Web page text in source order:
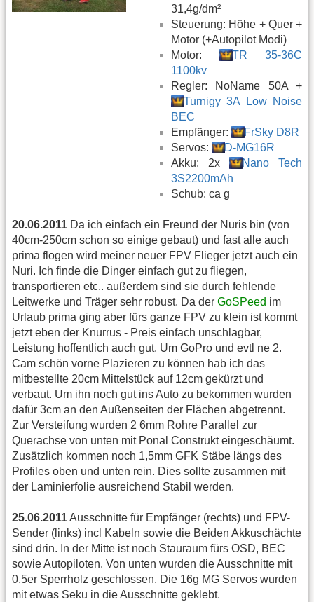
31,4g/dm²
Steuerung: Höhe + Quer +
Motor (+Autopilot Modi)
Motor:
TR 35-36C
1100kv
Regler: NoName 50A +
Turnigy 3A Low Noise
BEC
Empfänger:
FrSky D8R
Servos:
D-MG16R
Akku: 2x
Nano Tech
3S2200mAh
Schub: ca g
20.06.2011 Da ich einfach ein Freund der Nuris bin (von
40cm-250cm schon so einige gebaut) und fast alle auch
prima flogen wird meiner neuer FPV Flieger jetzt auch ein
Nuri. Ich finde die Dinger einfach gut zu fliegen,
transportieren etc.. außerdem sind sie durch fehlende
Leitwerke und Träger sehr robust. Da der GoSPeed im
Urlaub prima ging aber fürs ganze FPV zu klein ist kommt
jetzt eben der Knurrus - Preis einfach unschlagbar,
Leistung hoffentlich auch gut. Um GoPro und evtl ne 2.
Cam schön vorne Plazieren zu können hab ich das
mitbestellte 20cm Mittelstück auf 12cm gekürzt und
verbaut. Um ihn noch gut ins Auto zu bekommen wurden
dafür 3cm an den Außenseiten der Flächen abgetrennt.
Zur Versteifung wurden 2 6mm Rohre Parallel zur
Querachse von unten mit Ponal Construkt eingeschäumt.
Zusätzlich kommen noch 1,5mm GFK Stäbe längs des
Profiles oben und unten rein. Dies sollte zusammen mit
der Laminierfolie ausreichend Stabil werden.
25.06.2011Ausschnitte für Empfänger (rechts) und FPV-
Sender (links) incl Kabeln sowie die Beiden Akkuschächte
sind drin. In der Mitte ist noch Stauraum fürs OSD, BEC
sowie Autopiloten. Von unten wurden die Ausschnitte mit
0,5er Sperrholz geschlossen. Die 16g MG Servos wurden
mit etwas Seku in die Ausschnitte geklebt.